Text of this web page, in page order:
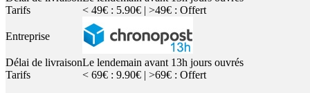
Tarifs
< 49€ : 5.90€ | >49€ : Offert
Entreprise
Délai de livraisonLe lendemain avant 13h jours ouvrés
Tarifs
< 69€ : 9.90€ | >69€ : Offert